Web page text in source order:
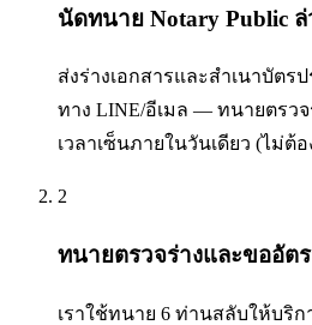
นัดทนาย Notary Public
ส่งร่างเอกสารและสำเนาบัตร
ทาง LINE/อีเมล — ทนายตรว
เวลาเซ็นภายในวันเดียว (ไม่ต้
2
ทนายตรวจร่างและขออัต
เราใช้ทนาย 6 ท่านสลับให้บริ